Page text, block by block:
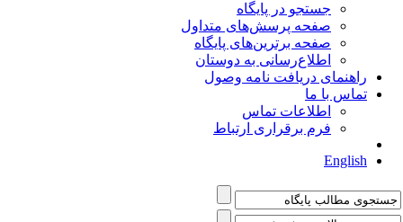
جستجو در پایگاه
صفحه پرسش‌های متداول
صفحه برترین‌های پایگاه
اطلاع‌رسانی به دوستان
راهنمای دریافت نامه وصول
تماس با ما
اطلاعات تماس
فرم برقراری ارتباط
English